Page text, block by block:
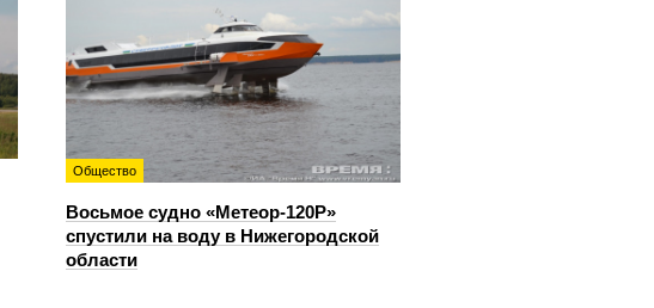
Общество
Восьмое судно «Метеор-120Р»
спустили на воду в Нижегородской
области